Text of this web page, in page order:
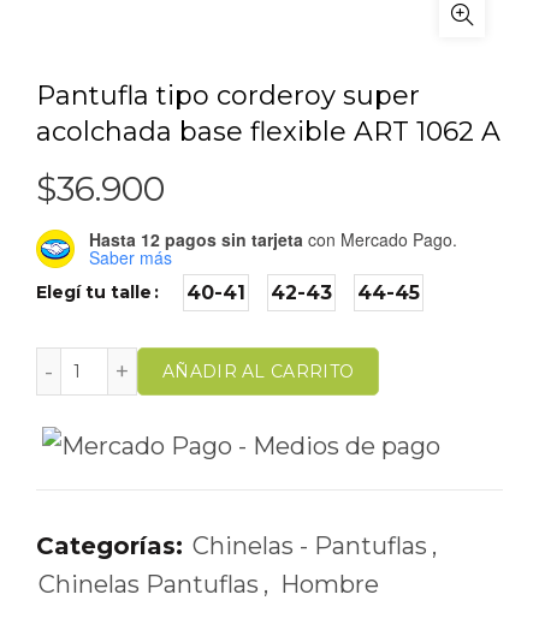
Pantufla tipo corderoy super
acolchada base flexible ART 1062 A
$36.900
Hasta 12 pagos sin tarjeta con Mercado Pago.
Saber más
Elegí tu talle 40-41 42-43 44-45
AÑADIR AL CARRITO
Categorías: Chinelas - Pantuflas ,
Chinelas Pantuflas , Hombre